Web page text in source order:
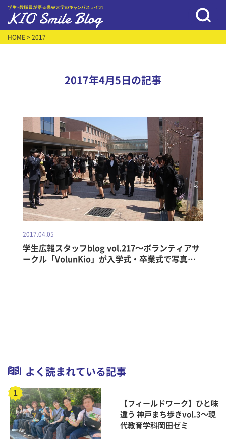
HOME > 2017
2017年4月5日の記事
2017.04.05
学生広報スタッフblog vol.217～ボランティアサ
ークル「VolunKio」が入学式・卒業式で写真撮
よく読まれている記事
【フィールドワーク】ひと味
違う 神戸まち歩きvol.3～現
代教育学科岡田ゼミ